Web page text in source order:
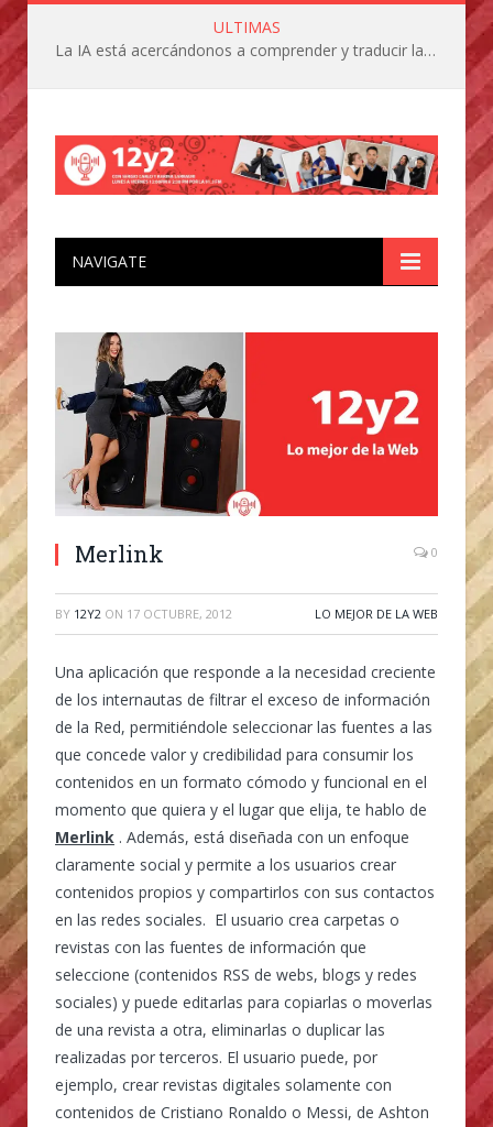
ULTIMAS
La IA está acercándonos a comprender y traducir las vocalizaciones y comportamientos de nuestras mascotas
NAVIGATE
Merlink 0
BY 12Y2 ON 17 OCTUBRE, 2012 LO MEJOR DE LA WEB
Una aplicación que responde a la necesidad creciente
de los internautas de filtrar el exceso de información
de la Red, permitiéndole seleccionar las fuentes a las
que concede valor y credibilidad para consumir los
contenidos en un formato cómodo y funcional en el
momento que quiera y el lugar que elija, te hablo de
Merlink . Además, está diseñada con un enfoque
claramente social y permite a los usuarios crear
contenidos propios y compartirlos con sus contactos
en las redes sociales. El usuario crea carpetas o
revistas con las fuentes de información que
seleccione (contenidos RSS de webs, blogs y redes
sociales) y puede editarlas para copiarlas o moverlas
de una revista a otra, eliminarlas o duplicar las
realizadas por terceros. El usuario puede, por
ejemplo, crear revistas digitales solamente con
contenidos de Cristiano Ronaldo o Messi, de Ashton